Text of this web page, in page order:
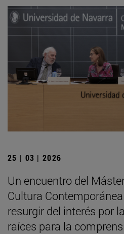
25 | 03 | 2026
Un encuentro del
Cultura
resurgir del interés por
raíces para la